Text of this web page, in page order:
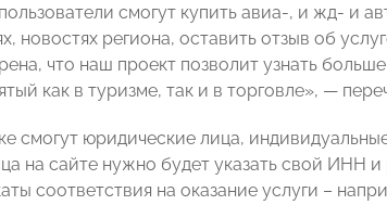
смогут купить авиа-, и жд- и
новостях региона, оставить отзыв об
что наш проект позволит узнать
как в туризме, так и в торговле», —
смогут юридические лица,
на сайте нужно будет указать свой ИНН
соответствия на оказание услуги –